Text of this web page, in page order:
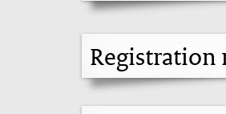
Registration